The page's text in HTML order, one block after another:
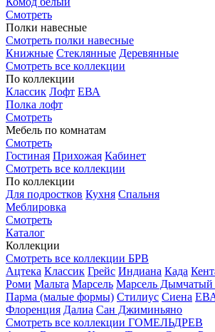
Смотреть
Полки навесные
Смотреть полки навесные
Книжные Стеклянные Деревянные
Смотреть все коллекции
По коллекции
Классик Лофт ЕВА
Полка лофт
Смотреть
Мебель по комнатам
Смотреть
Гостиная Прихожая Кабинет
Смотреть все коллекции
По коллекции
Для подростков Кухня Спальня
Меблировка
Смотреть
Каталог
Коллекции
Смотреть все коллекции БРВ
Ацтека Классик Грейс Индиана Када
Роми Мальта Марсель Марсель Дымчатый
Парма (малые формы) Стилиус Сиена
Флоренция Далиа Сан Джиминьяно
Смотреть все коллекции ГОМЕЛЬДРЕВ